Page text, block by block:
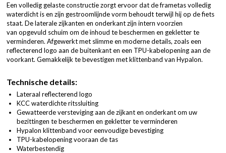
Een volledig gelaste constructie zorgt ervoor dat de frametas volledig
waterdicht is en zijn gestroomlijnde vorm behoudt terwijl hij op de fiets
staat. De laterale zijkanten en onderkant zijn intern voorzien
van opgevuld schuim om de inhoud te beschermen en gekletter te
verminderen. Afgewerkt met slimme en moderne details, zoals een
reflecterend logo aan de buitenkant en een TPU-kabelopening aan de
voorkant. Gemakkelijk te bevestigen met klittenband van Hypalon.
Technische details:
Lateraal reflecterend logo
KCC waterdichte ritssluiting
Gewatteerde versteviging aan de zijkant en onderkant om uw
bezittingen te beschermen en gekletter te verminderen
Hypalon klittenband voor eenvoudige bevestiging
TPU-kabelopening vooraan de tas
Waterbestendig